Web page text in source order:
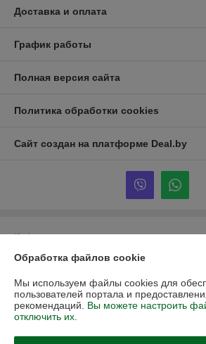
Доставка и оплата
График работы
Полная версия сайта
Политика обработки cookies
Сайт создан на платформе Deal.by
Информация для покупателя
Юридическое лицо:ООО «Партекс Трейд»
Регистрационный номер ЕГР: 193966842
УНП: 193966842
Регистрационный орган: Минский горисполком
Обработка файлов cookie
Мы используем файлы cookies для
пользователей портала и
рекомендаций. Вы можете настроить
отключить их.